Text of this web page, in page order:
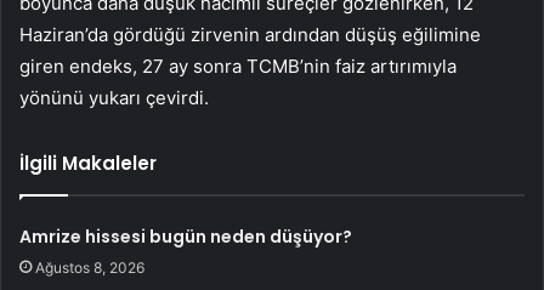
Haziran’da gördüğü zirvenin ardından düşüş eğilimine
giren endeks, 27 ay sonra TCMB’nin faiz artırımıyla
yönünü yukarı çevirdi.
İlgili Makaleler
Amrize hissesi bugün neden düşüyor?
Ağustos 8, 2026